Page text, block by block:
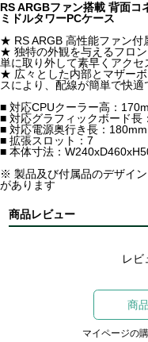
RS ARGBファン搭載 背面コ
ミドルタワーPCケース
★ RS ARGB 高性能ファン付
★ 独特の外観を与えるフロ
単に取り外して素早くアクセ
★ 広々とした内部とマザー
スにより、配線が簡単で快適
■ 対応CPUクーラー高：
■ 対応グラフィックボード長
■ 対応電源奥行き長：180mm
■ 拡張スロット：7
■ 本体寸法：
※ 製品及び付属品のデザイ
があります
商品レビュー
レビ
商
マイページの